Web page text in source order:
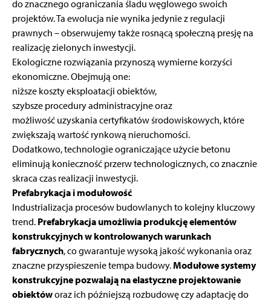
do znacznego ograniczania śladu węglowego swoich
projektów. Ta ewolucja nie wynika jedynie z regulacji
prawnych – obserwujemy także rosnącą społeczną presję na
realizację zielonych inwestycji.
Ekologiczne rozwiązania przynoszą wymierne korzyści
ekonomiczne. Obejmują one:
niższe koszty eksploatacji obiektów,
szybsze procedury administracyjne oraz
możliwość uzyskania certyfikatów środowiskowych, które
zwiększają wartość rynkową nieruchomości.
Dodatkowo, technologie ograniczające użycie betonu
eliminują konieczność przerw technologicznych, co znacznie
skraca czas realizacji inwestycji.
Prefabrykacja i modułowość
Industrializacja procesów budowlanych to kolejny kluczowy
trend. Prefabrykacja umożliwia produkcję elementów
konstrukcyjnych w kontrolowanych warunkach
fabrycznych, co gwarantuje wysoką jakość wykonania oraz
znaczne przyspieszenie tempa budowy.Modułowe systemy
konstrukcyjne pozwalają na elastyczne projektowanie
obiektóworaz ich późniejszą rozbudowę czy adaptację do